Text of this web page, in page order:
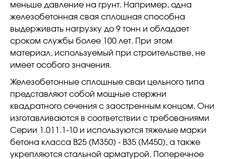
меньше давление на грунт. Например, одна
железобетонная свая сплошная способна
выдерживать нагрузку до 9 тонн и обладает
сроком службы более 100 лет. При этом
материал, используемый при строительстве, не
имеет особого значения.
Железобетонные сплошные сваи цельного типа
представляют собой мощные стержни
квадратного сечения с заостренным концом. Они
изготавливаются в соответствии с требованиями
Серии 1.011.1-10 и используются тяжелые марки
бетона класса В25 (М350) - В35 (М450), а также
укрепляются стальной арматурой. Поперечное